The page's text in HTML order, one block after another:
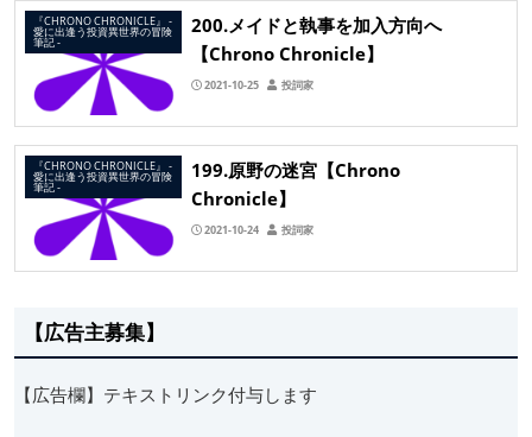
『CHRONO CHRONICLE』 ‐
愛に出逢う投資異世界の冒険
筆記 ‐
200.メイドと執事を加入方向へ
【Chrono Chronicle】
2021-10-25 投詞家
『CHRONO CHRONICLE』 ‐
愛に出逢う投資異世界の冒険
筆記 ‐
199.原野の迷宮【Chrono
Chronicle】
2021-10-24 投詞家
【広告主募集】
【広告欄】テキストリンク付与します